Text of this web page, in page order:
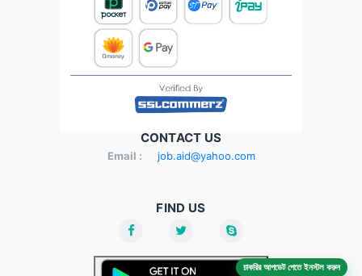
CONTACT US
Email : job.aid@yahoo.com
FIND US
চাকরির আপডেট পেতে ইনস্টল করুন